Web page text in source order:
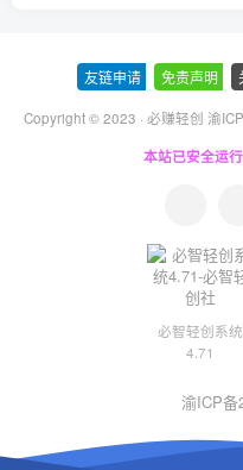
友链申请 免责声明
Copyright © 2023 · 必赚轻创 渝
本站已安全运
必智轻创系统
4.71
渝ICP备